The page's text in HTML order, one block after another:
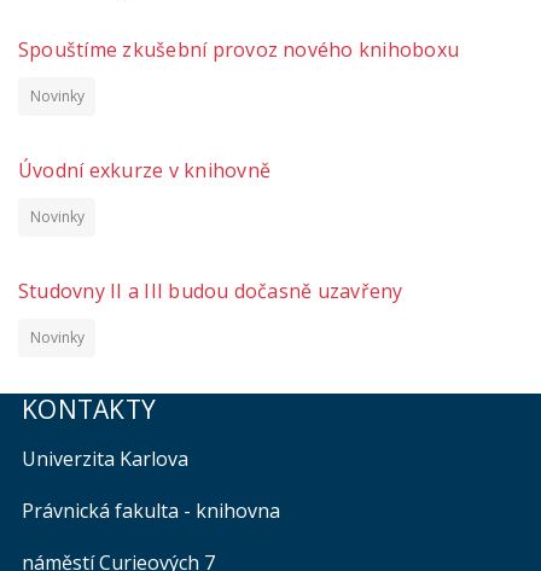
Spouštíme zkušební provoz nového knihoboxu
Novinky
Úvodní exkurze v knihovně
Novinky
Studovny II a III budou dočasně uzavřeny
Novinky
KONTAKTY
Univerzita Karlova
Právnická fakulta - knihovna
náměstí Curieových 7